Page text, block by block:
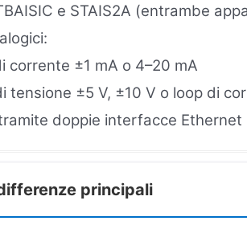
e STAIS2A (entrambe
corrente ±1 mA o 4–20 mA
tensione ±5 V, ±10 V o loop di
doppie interfacce Ethernet
principali